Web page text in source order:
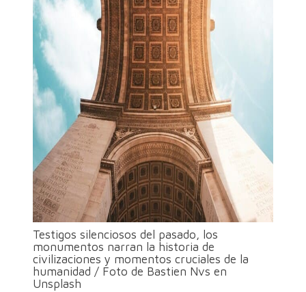
Testigos silenciosos del pasado, los
monumentos narran la historia de
civilizaciones y momentos cruciales de la
humanidad / Foto de Bastien Nvs en
Unsplash